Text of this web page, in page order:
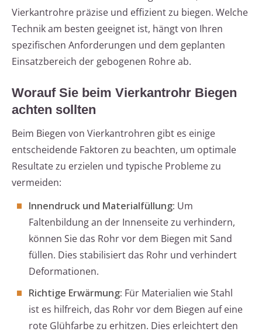
Vierkantrohre präzise und effizient zu biegen. Welche
Technik am besten geeignet ist, hängt von Ihren
spezifischen Anforderungen und dem geplanten
Einsatzbereich der gebogenen Rohre ab.
Worauf Sie beim Vierkantrohr Biegen
achten sollten
Beim Biegen von Vierkantrohren gibt es einige
entscheidende Faktoren zu beachten, um optimale
Resultate zu erzielen und typische Probleme zu
vermeiden:
Innendruck und Materialfüllung: Um
Faltenbildung an der Innenseite zu verhindern,
können Sie das Rohr vor dem Biegen mit Sand
füllen. Dies stabilisiert das Rohr und verhindert
Deformationen.
Richtige Erwärmung: Für Materialien wie Stahl
ist es hilfreich, das Rohr vor dem Biegen auf eine
rote Glühfarbe zu erhitzen. Dies erleichtert den